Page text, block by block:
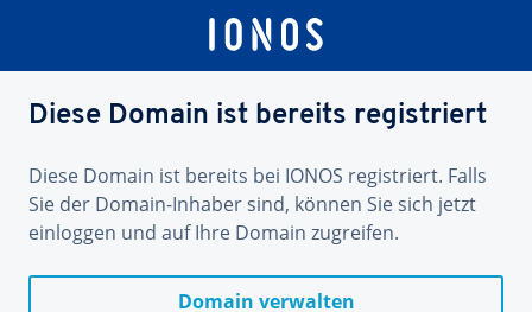
Diese Domain ist bereits registriert
Diese Domain ist bereits bei IONOS registriert. Falls
Sie der Domain-Inhaber sind, können Sie sich jetzt
einloggen und auf Ihre Domain zugreifen.
Domain verwalten